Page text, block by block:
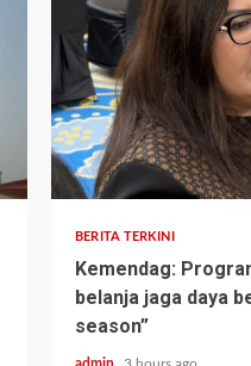
BERITA TERKINI
Kemendag:
belanja jaga daya
season”